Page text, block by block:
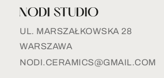
UL. MARSZAŁKOWSKA 28
WARSZAWA
NODI.CERAMICS@GMAIL.COM